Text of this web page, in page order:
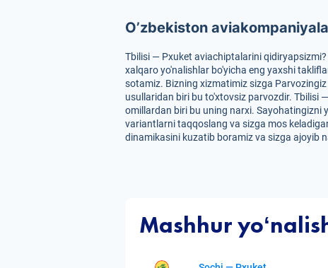
O’zbekiston
Tbilisi — Pxuket aviachiptalarini
xalqaro yo'nalishlar bo'yicha eng yaxshi
sotamiz. Bizning xizmatimiz sizga
usullaridan biri bu to'xtovsiz parvozdir. Tbilisi
omillardan biri bu uning narxi. Sayohatingizni
variantlarni taqqoslang va sizga mos
dinamikasini kuzatib boramiz va sizga ajoyib
Mashhur